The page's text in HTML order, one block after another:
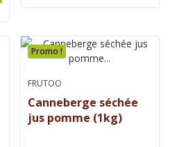
Promo !
FRUTOO
Canneberge séchée
jus pomme (1kg)